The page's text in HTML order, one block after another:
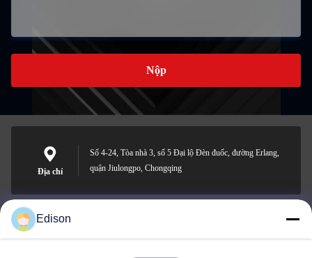
Nộp
Địa chỉ
Số 4-24, Tòa nhà 3, số 5 Đại lộ Đèn đuốc, đường Erlang,
quận Jiulongpo, Chongqing
edisonzhan666@163.com
Edison